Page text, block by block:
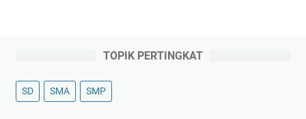
TOPIK PERTINGKAT
SD SMA SMP